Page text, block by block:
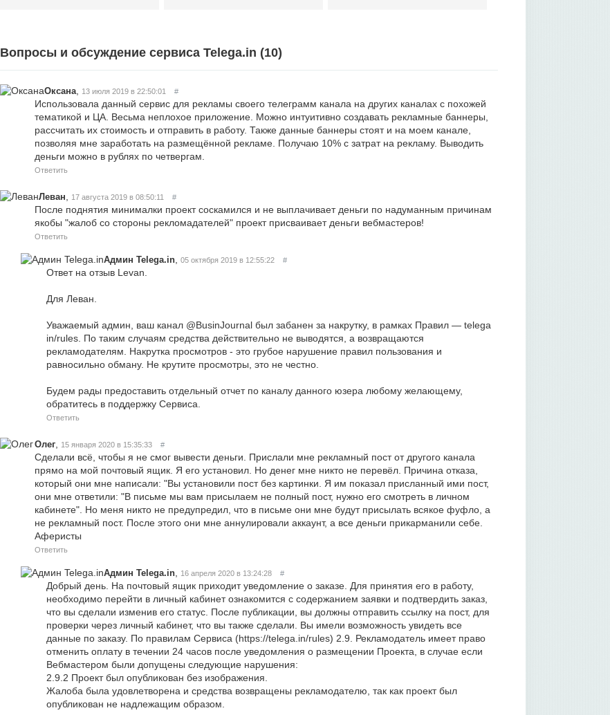
Вопросы и обсуждение сервиса Telega.in (10)
Оксана 13 июля 2019 в 22:50:01 #
Использовала данный сервис для рекламы своего телеграмм канала на других каналах с похожей
тематикой и ЦА. Весьма неплохое приложение. Можно интуитивно создавать рекламные баннеры,
рассчитать их стоимость и отправить в работу. Также данные баннеры стоят и на моем канале,
позволяя мне заработать на размещённой рекламе. Получаю 10% с затрат на рекламу. Выводить
деньги можно в рублях по четвергам.
Ответить
Леван 17 августа 2019 в 08:50:11 #
После поднятия минималки проект соскамился и не выплачивает деньги по надуманным причинам
якобы "жалоб со стороны рекломадателей" проект присваивает деньги вебмастеров!
Ответить
Админ Telega.in 05 октября 2019 в 12:55:22 #
Ответ на отзыв Levan.
Для Леван.
Уважаемый админ, ваш канал @BusinJournal был забанен за накрутку, в рамках Правил — telega
in/rules. По таким случаям средства действительно не выводятся, а возвращаются
рекламодателям. Накрутка просмотров - это грубое нарушение правил пользования и
равносильно обману. Не крутите просмотры, это не честно.
Будем рады предоставить отдельный отчет по каналу данного юзера любому желающему,
обратитесь в поддержку Сервиса.
Ответить
Олег 15 января 2020 в 15:35:33 #
Сделали всё, чтобы я не смог вывести деньги. Прислали мне рекламный пост от другого канала
прямо на мой почтовый ящик. Я его установил. Но денег мне никто не перевёл. Причина отказа,
который они мне написали: "Вы установили пост без картинки. Я им показал присланный ими пост,
они мне ответили: "В письме мы вам присылаем не полный пост, нужно его смотреть в личном
кабинете". Но меня никто не предупредил, что в письме они мне будут присылать всякое фуфло, а
не рекламный пост. После этого они мне аннулировали аккаунт, а все деньги прикарманили себе.
Аферисты
Ответить
Админ Telega.in 16 апреля 2020 в 13:24:28 #
Добрый день. На почтовый ящик приходит уведомление о заказе. Для принятия его в работу,
необходимо перейти в личный кабинет ознакомится с содержанием заявки и подтвердить заказ,
что вы сделали изменив его статус. После публикации, вы должны отправить ссылку на пост, для
проверки через личный кабинет, что вы также сделали. Вы имели возможность увидеть все
данные по заказу. По правилам Сервиса (https://telega.in/rules) 2.9. Рекламодатель имеет право
отменить оплату в течении 24 часов после уведомления о размещении Проекта, в случае если
Вебмастером были допущены следующие нарушения:
2.9.2 Проект был опубликован без изображения.
Жалоба была удовлетворена и средства возвращены рекламодателю, так как проект был
опубликован не надлежащим образом.